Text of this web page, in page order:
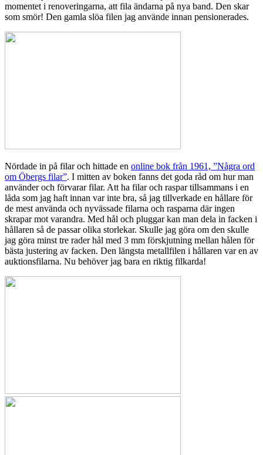
momentet i renoveringarna, att fila ändarna på nya band. Den skar
som smör! Den gamla slöa filen jag använde innan pensionerades.
Nördade in på filar och hittade en online bok från 1961, ”Några ord
om Öbergs filar”. I mitten av boken fanns det goda råd om hur man
använder och förvarar filar. Att ha filar och raspar tillsammans i en
låda som jag haft innan var inte bra, så jag tillverkade en hållare för
de mest använda och nyvässade filarna och rasparna där ingen
skrapar mot varandra. Med hål och pluggar kan man dela in facken i
hållaren så de passar olika storlekar. Skulle jag göra om den skulle
jag göra minst tre rader hål med 3 mm förskjutning mellan hålen för
bästa justering av facken. Den längsta metallfilen i hållaren var en av
auktionsfilarna. Nu behöver jag bara en riktig filkarda!